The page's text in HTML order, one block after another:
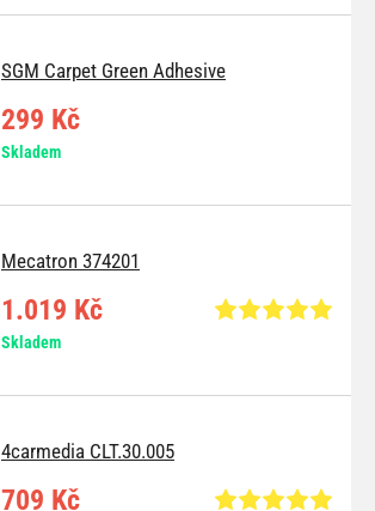
SGM Carpet Green Adhesive
299 Kč
Skladem
Mecatron 374201
1.019 Kč
Skladem
4carmedia CLT.30.005
709 Kč